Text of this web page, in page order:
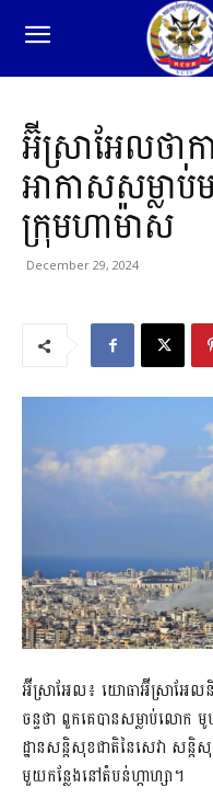
អ៊ីស្រាអែលថាក
អាកាសសម្លាប់
ក្រុមហាម៉ាស
December 29, 2024
អ៊ីស្រាអែល៖ យោធាអ៊ីស្រាអែលនិ
ចន្ទថា ពួកគេបានសម្លាប់លោក
ដ្ឋានសន្តិសុខជាតិនៃសេវា សន្តិ
មួយកន្លែងនៅតំបន់ហ្កាហ្សា។